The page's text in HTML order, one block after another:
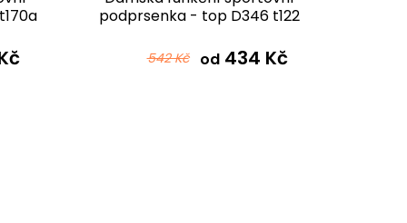
podprsenka - top D346 t122
542 Kč od434 Kč